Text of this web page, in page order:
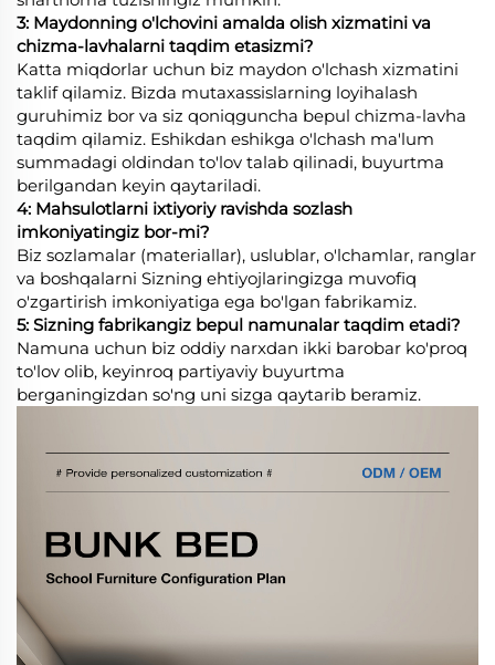
3: Maydonning o'lchovini amalda olish xizmatini va
chizma-lavhalarni taqdim etasizmi?
Katta miqdorlar uchun biz maydon o'lchash xizmatini
taklif qilamiz. Bizda mutaxassislarning loyihalash
guruhimiz bor va siz qoniqguncha bepul chizma-lavha
taqdim qilamiz. Eshikdan eshikga o'lchash ma'lum
summadagi oldindan to'lov talab qilinadi, buyurtma
berilgandan keyin qaytariladi.
4: Mahsulotlarni ixtiyoriy ravishda sozlash
imkoniyatingiz bor-mi?
Biz sozlamalar (materiallar), uslublar, o'lchamlar, ranglar
va boshqalarni Sizning ehtiyojlaringizga muvofiq
o'zgartirish imkoniyatiga ega bo'lgan fabrikamiz.
5: Sizning fabrikangiz bepul namunalar taqdim etadi?
Namuna uchun biz oddiy narxdan ikki barobar ko'proq
to'lov olib, keyinroq partiyaviy buyurtma
berganingizdan so'ng uni sizga qaytarib beramiz.